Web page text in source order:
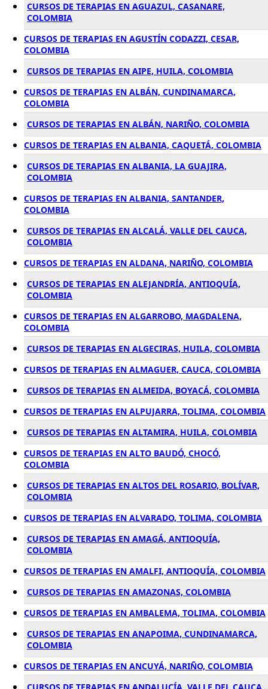
CURSOS DE TERAPIAS EN AGUAZUL, CASANARE,
COLOMBIA
CURSOS DE TERAPIAS EN AGUSTÍN CODAZZI, CESAR,
COLOMBIA
CURSOS DE TERAPIAS EN AIPE, HUILA, COLOMBIA
CURSOS DE TERAPIAS EN ALBÁN, CUNDINAMARCA,
COLOMBIA
CURSOS DE TERAPIAS EN ALBÁN, NARIÑO, COLOMBIA
CURSOS DE TERAPIAS EN ALBANIA, CAQUETÁ, COLOMBIA
CURSOS DE TERAPIAS EN ALBANIA, LA GUAJIRA,
COLOMBIA
CURSOS DE TERAPIAS EN ALBANIA, SANTANDER,
COLOMBIA
CURSOS DE TERAPIAS EN ALCALÁ, VALLE DEL CAUCA,
COLOMBIA
CURSOS DE TERAPIAS EN ALDANA, NARIÑO, COLOMBIA
CURSOS DE TERAPIAS EN ALEJANDRÍA, ANTIOQUÍA,
COLOMBIA
CURSOS DE TERAPIAS EN ALGARROBO, MAGDALENA,
COLOMBIA
CURSOS DE TERAPIAS EN ALGECIRAS, HUILA, COLOMBIA
CURSOS DE TERAPIAS EN ALMAGUER, CAUCA, COLOMBIA
CURSOS DE TERAPIAS EN ALMEIDA, BOYACÁ, COLOMBIA
CURSOS DE TERAPIAS EN ALPUJARRA, TOLIMA, COLOMBIA
CURSOS DE TERAPIAS EN ALTAMIRA, HUILA, COLOMBIA
CURSOS DE TERAPIAS EN ALTO BAUDÓ, CHOCÓ,
COLOMBIA
CURSOS DE TERAPIAS EN ALTOS DEL ROSARIO, BOLÍVAR,
COLOMBIA
CURSOS DE TERAPIAS EN ALVARADO, TOLIMA, COLOMBIA
CURSOS DE TERAPIAS EN AMAGÁ, ANTIOQUÍA,
COLOMBIA
CURSOS DE TERAPIAS EN AMALFI, ANTIOQUÍA, COLOMBIA
CURSOS DE TERAPIAS EN AMAZONAS, COLOMBIA
CURSOS DE TERAPIAS EN AMBALEMA, TOLIMA, COLOMBIA
CURSOS DE TERAPIAS EN ANAPOIMA, CUNDINAMARCA,
COLOMBIA
CURSOS DE TERAPIAS EN ANCUYÁ, NARIÑO, COLOMBIA